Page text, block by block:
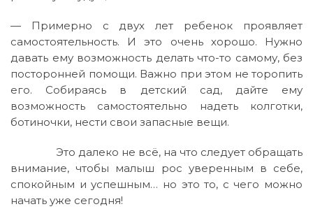
— Примерно с двух лет ребенок проявляет
самостоятельность. И это очень хорошо. Нужно
давать ему возможность делать что-то самому, без
посторонней помощи. Важно при этом не торопить
его. Собираясь в детский сад, дайте ему
возможность самостоятельно надеть колготки,
ботиночки, нести свои запасные вещи.
Это далеко не всё, на что следует обращать
внимание, чтобы малыш рос уверенным в себе,
спокойным и успешным… но это то, с чего можно
начать уже сегодня!